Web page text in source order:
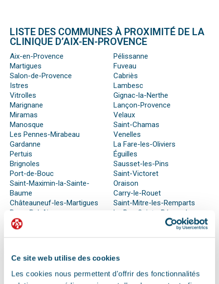
Ce site web utilise des cookies
Les cookies nous permettent d'offrir des fonctionnalités
LISTE DES COMMUNES À PROXIMITÉ DE LA
CLINIQUE D’AIX-EN-PROVENCE
Aix-en-Provence
Martigues
Salon-de-Provence
Istres
Vitrolles
Marignane
Miramas
Manosque
Les Pennes-Mirabeau
Gardanne
Pertuis
Brignoles
Port-de-Bouc
Saint-Maximin-la-Sainte-
Baume
Châteauneuf-les-Martigues
Bouc-Bel-Air
Berre-l’Étang
Rognac
Pélissanne
Fuveau
Cabriès
Lambesc
Gignac-la-Nerthe
Lançon-Provence
Velaux
Saint-Chamas
Venelles
La Fare-les-Oliviers
Éguilles
Sausset-les-Pins
Saint-Victoret
Oraison
Carry-le-Rouet
Saint-Mitre-les-Remparts
Le Puy-Sainte-Réparade